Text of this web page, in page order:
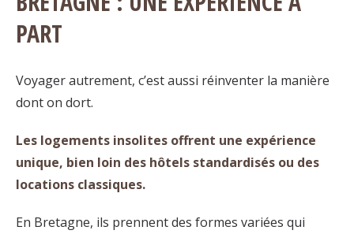
PART
Voyager autrement, c’est aussi réinventer la manière
dont on dort.
Les logements insolites offrent une expérience
unique, bien loin des hôtels standardisés ou des
locations classiques.
En Bretagne, ils prennent des formes variées qui